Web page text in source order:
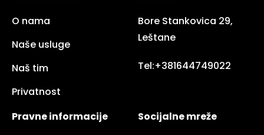
O nama
Naše usluge
Naš tim
Privatnost
Bore Stankovica 29,
Leštane
Tel:+381644749022
Pravne informacije
Socijalne mreže